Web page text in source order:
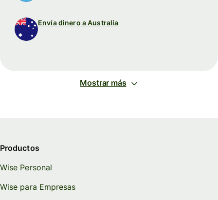
Envía dinero a Australia
Mostrar más
Productos
Wise Personal
Wise para Empresas